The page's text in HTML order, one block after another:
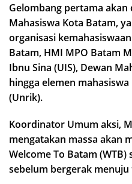
Gelombang pertama akan
Mahasiswa Kota Batam,
organisasi
Batam, HMI MPO Batam
Ibnu Sina (UIS), Dewan
hingga elemen
(Unrik).
Koordinator Umum aksi,
mengatakan massa akan
Welcome To Batam
sebelum bergerak